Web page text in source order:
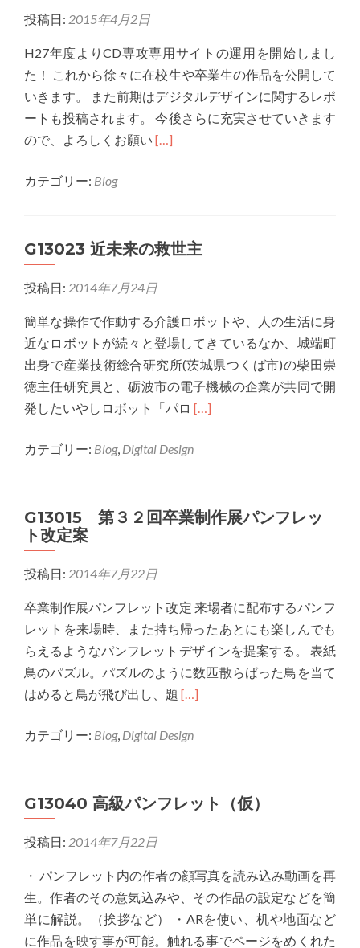
投稿日: 2015年4月2日
H27年度よりCD専攻専用サイトの運用を開始しまし
た！ これから徐々に在校生や卒業生の作品を公開して
いきます。 また前期はデジタルデザインに関するレポ
ートも投稿されます。 今後さらに充実させていきます
ので、よろしくお願い Read
ブ
イ
ト
は
じ
め
ま
た！
[…]
カテゴリー: Blog
G13023 近未来の救世主
投稿日: 2014年7月24日
簡単な操作で作動する介護ロボットや、人の生活に身
近なロボットが続々と登場してきているなか、城端町
出身で産業技術総合研究所(茨城県つくば市)の柴田崇
徳主任研究員と、砺波市の電子機械の企業が共同で開
発したいやしロボット「パロ Read
about
未
世
[…]
カテゴリー: Blog, Digital Design
G13015 第３２回卒業制作展パンフレッ
ト改定案
投稿日: 2014年7月22日
卒業制作展パンフレット改定 来場者に配布するパンフ
レットを来場時、また持ち帰ったあとにも楽しんでも
らえるようなパンフレットデザインを提案する。 表紙
鳥のパズル。パズルのように数匹散らばった鳥を当て
はめると鳥が飛び出し、題 Read
about
３
卒
業
[…]
カテゴリー: Blog, Digital Design
G13040 高級パンフレット（仮）
投稿日: 2014年7月22日
・ パンフレット内の作者の顔写真を読み込み動画を再
生。作者のその意気込みや、その作品の設定などを簡
単に解説。（挨拶など） ・ARを使い、机や地面など
に作品を映す事が可能。触れる事でページをめくれた